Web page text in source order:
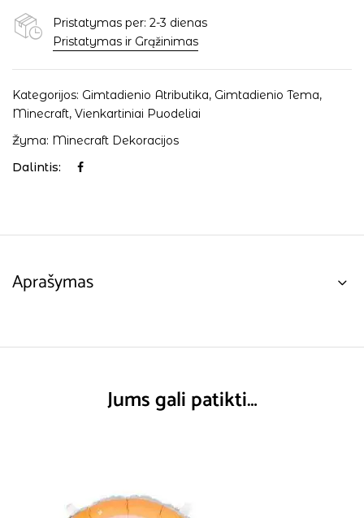
Pristatymas per: 2-3 dienas
Pristatymas ir Grąžinimas
Kategorijos: Gimtadienio Atributika, Gimtadienio Tema,
Minecraft, Vienkartiniai Puodeliai
Žyma: Minecraft Dekoracijos
Dalintis:
Aprašymas
Jums gali patikti…